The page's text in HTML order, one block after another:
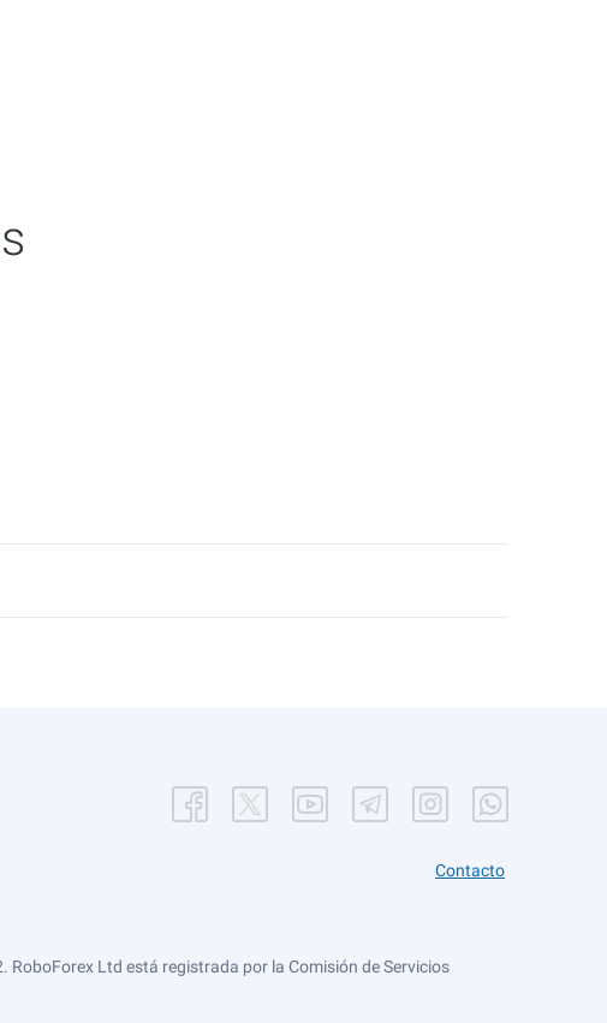
Contacto
RoboForex Ltd está registrada por la Comisión de Servicios